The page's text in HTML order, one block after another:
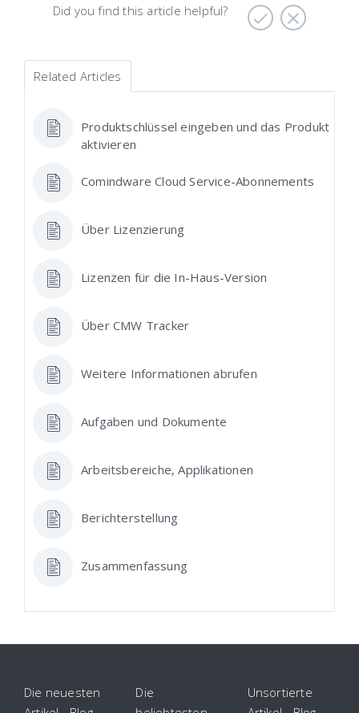
Did you find this article helpful?
Related Articles
Produktschlüssel eingeben und das Produkt
aktivieren
Comindware Cloud Service-Abonnements
Über Lizenzierung
Lizenzen für die In-Haus-Version
Über CMW Tracker
Weitere Informationen abrufen
Aufgaben und Dokumente
Arbeitsbereiche, Applikationen
Berichterstellung
Zusammenfassung
Die neuesten
Die
Unsortierte